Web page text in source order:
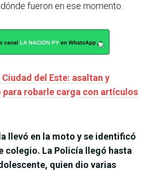
fueron en ese momento.
del Este: asaltan y
para robarle carga con artículos
llevó en la moto y se identificó
colegio. La Policía llegó hasta
quien dio varias